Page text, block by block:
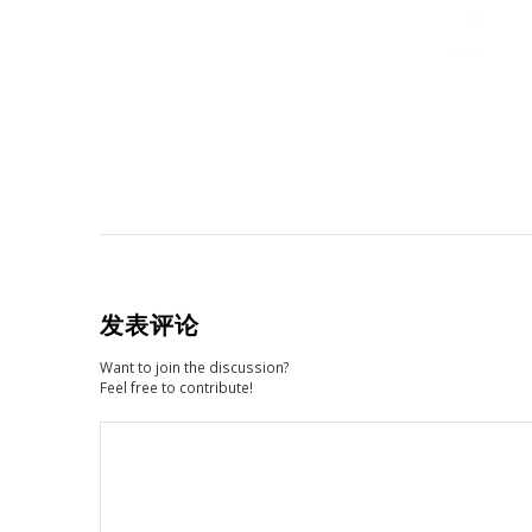
发表评论
Want to join the discussion?
Feel free to contribute!